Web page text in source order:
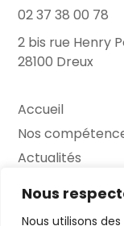
Nous
Nous utilisons
02 37 38 00 78
2 bis rue Henry
28100 Dreux
Accueil
Nos
Actualités